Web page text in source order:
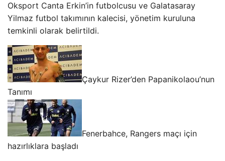
Oksport Canta Erkin’in futbolcusu ve Galatasaray
Yilmaz futbol takımının kalecisi, yönetim kuruluna
temkinli olarak belirtildi.
Çaykur Rizer’den Papanikolaou’nun
Tanımı
Fenerbahce, Rangers maçı için
hazırlıklara başladı